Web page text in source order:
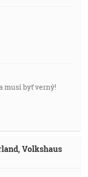
musí byť verný!
Volkshaus